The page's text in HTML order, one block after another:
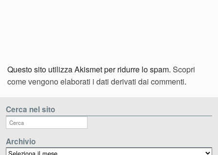
Questo sito utilizza Akismet per ridurre lo spam. Scopri
come vengono elaborati i dati derivati dai commenti.
Cerca nel sito
Archivio
Archivio